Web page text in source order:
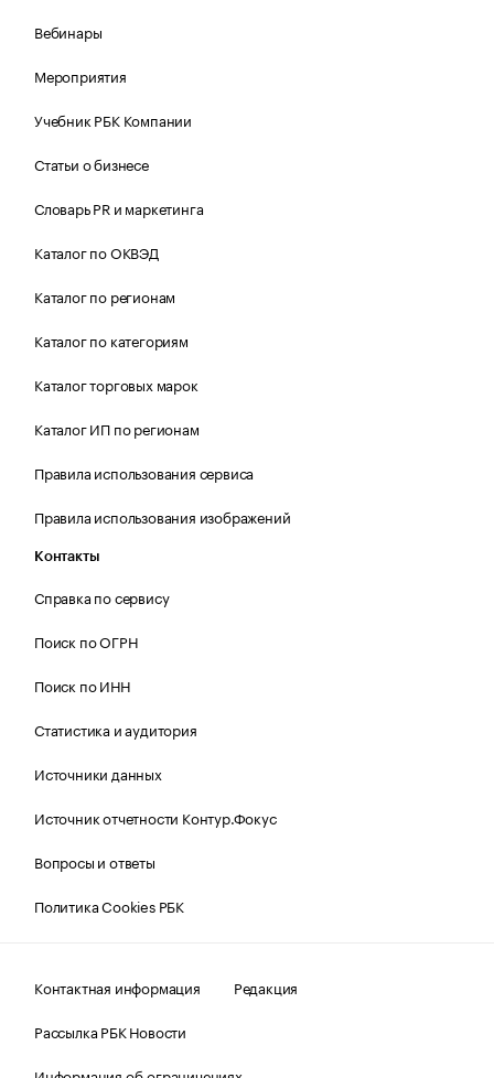
Вебинары
Мероприятия
Учебник РБК Компании
Статьи о бизнесе
Словарь PR и маркетинга
Каталог по ОКВЭД
Каталог по регионам
Каталог по категориям
Каталог торговых марок
Каталог ИП по регионам
Правила использования сервиса
Правила использования изображений
Контакты
Справка по сервису
Поиск по ОГРН
Поиск по ИНН
Статистика и аудитория
Источники данных
Источник отчетности Контур.Фокус
Вопросы и ответы
Политика Cookies РБК
Контактная информация
Редакция
Рассылка РБК Новости